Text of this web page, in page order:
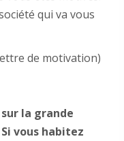
qui va vous
de motivation)
la grande
vous habitez